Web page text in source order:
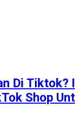
Di Tiktok?
Shop